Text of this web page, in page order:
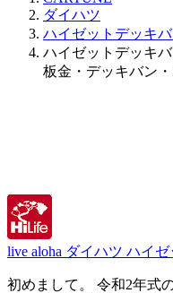
ダイハツ
ハイゼットデッキ
ハイゼットデッキ
板金・デッキバン
live aloha ダイハツ ハイ
初めまして。 令和2年式